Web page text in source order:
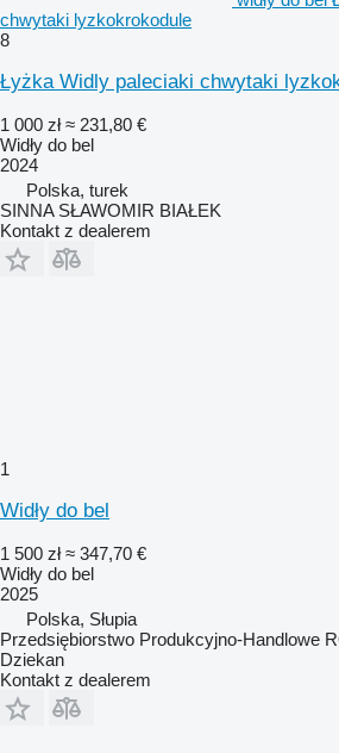
chwytaki lyzkokrokodule
8
Łyżka Widly paleciaki chwytaki
1 000 zł ≈ 231,80 €
Widły do bel
2024
Polska, turek
SINNA SŁAWOMIR BIAŁEK
Kontakt z dealerem
1
Widły do bel
1 500 zł ≈ 347,70 €
Widły do bel
2025
Polska, Słupia
Przedsiębiorstwo Produkcyjno-Handlowe
Dziekan
Kontakt z dealerem